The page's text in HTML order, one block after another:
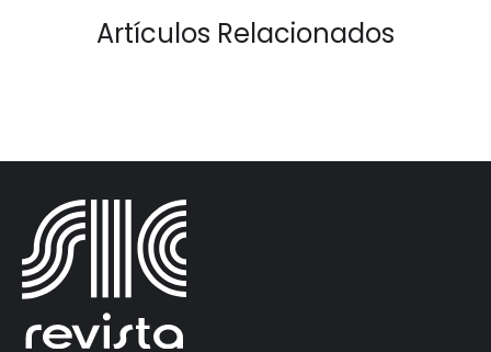
Artículos Relacionados